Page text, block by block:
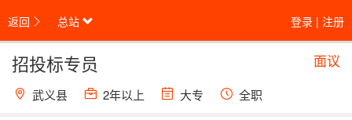
返回 总站 登录 | 注册
招投标专员 面议
武义县 2年以上 大专 全职